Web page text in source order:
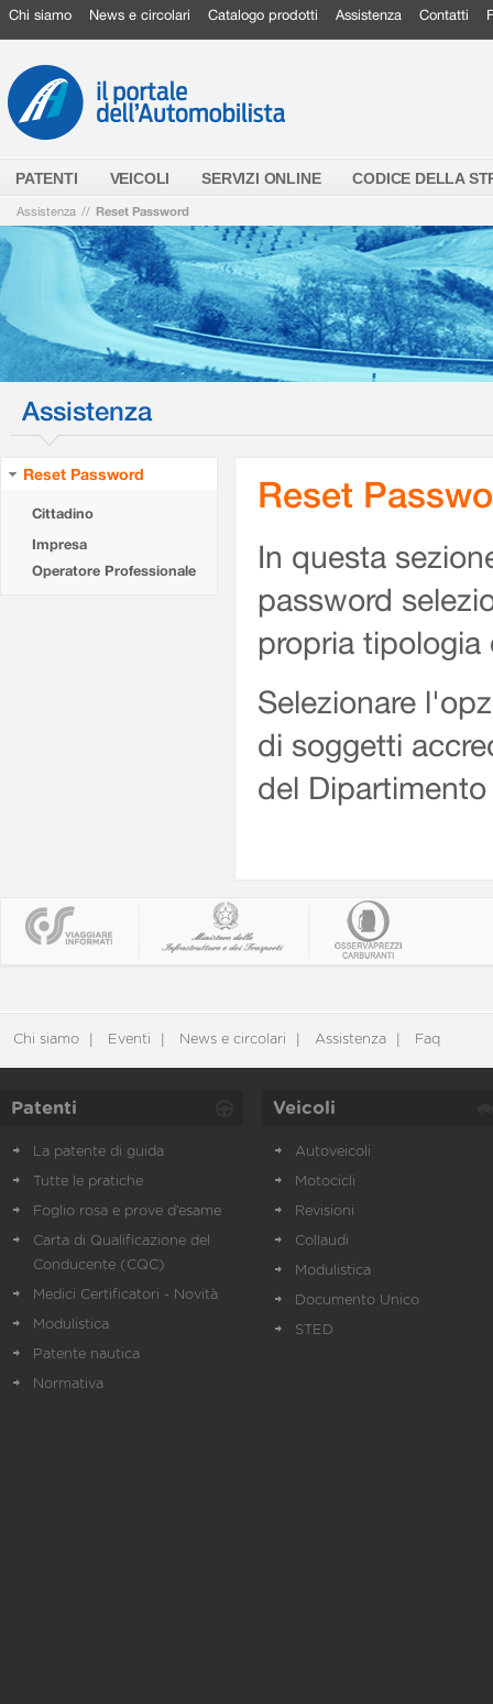
Chi siamo News e circolari Catalogo prodotti Assistenza Contatti
PATENTI VEICOLI SERVIZI ONLINE CODICE DELLA
Assistenza // Reset Password
Assistenza
Reset Password
Cittadino
Impresa
Operatore Professionale
Reset
In questa
password
propria tipologia
Selezionare
di soggetti
del
Chi siamo Eventi News e circolari Assistenza Faq
Patenti
La patente di guida
Tutte le pratiche
Foglio rosa e prove d’esame
Carta di Qualificazione del
Conducente (CQC)
Medici Certificatori - Novità
Modulistica
Patente nautica
Normativa
Veicoli
Autoveicoli
Motocicli
Revisioni
Collaudi
Modulistica
Documento Unico
STED